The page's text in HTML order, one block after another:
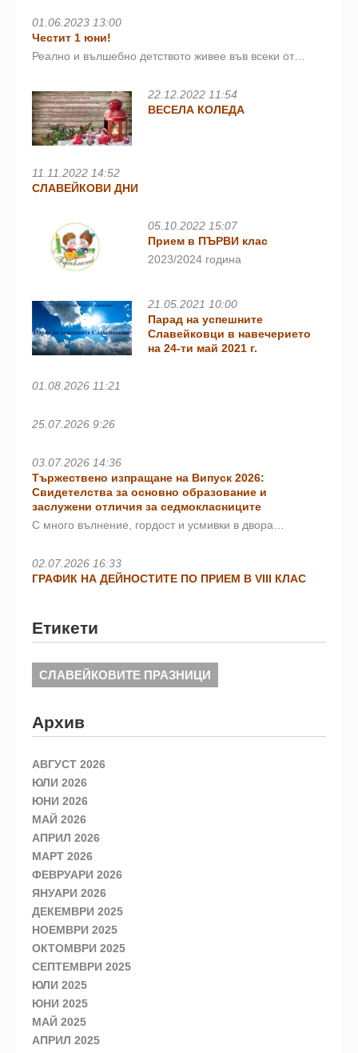
01.06.2023 13:00
Честит 1 юни!
Реално и вълшебно детството живее във всеки от…
22.12.2022 11:54
ВЕСЕЛА КОЛЕДА
11.11.2022 14:52
СЛАВЕЙКОВИ ДНИ
05.10.2022 15:07
Прием в ПЪРВИ клас
2023/2024 година
21.05.2021 10:00
Парад на успешните
Славейковци в навечерието
на 24-ти май 2021 г.
01.08.2026 11:21
25.07.2026 9:26
03.07.2026 14:36
Тържествено изпращане на Випуск 2026:
Свидетелства за основно образование и
заслужени отличия за седмокласниците
С много вълнение, гордост и усмивки в двора…
02.07.2026 16:33
ГРАФИК НА ДЕЙНОСТИТЕ ПО ПРИЕМ В VIII КЛАС
Етикети
СЛАВЕЙКОВИТЕ ПРАЗНИЦИ
Архив
АВГУСТ 2026
ЮЛИ 2026
ЮНИ 2026
МАЙ 2026
АПРИЛ 2026
МАРТ 2026
ФЕВРУАРИ 2026
ЯНУАРИ 2026
ДЕКЕМВРИ 2025
НОЕМВРИ 2025
ОКТОМВРИ 2025
СЕПТЕМВРИ 2025
ЮЛИ 2025
ЮНИ 2025
МАЙ 2025
АПРИЛ 2025